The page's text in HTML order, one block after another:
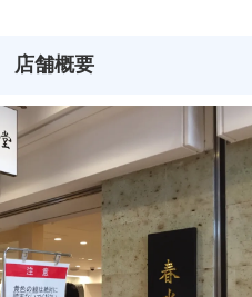
店舗概要